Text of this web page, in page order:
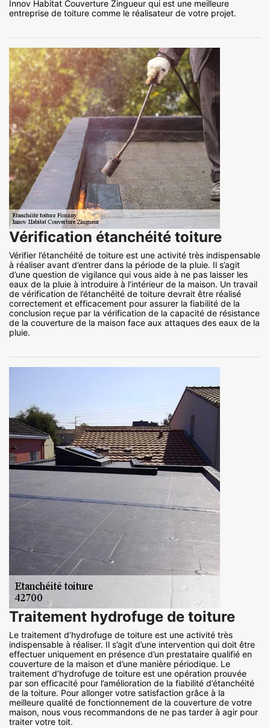
Innov Habitat Couverture Zingueur qui est une meilleure
entreprise de toiture comme le réalisateur de votre projet.
Vérification étanchéité toiture
Vérifier l’étanchéité de toiture est une activité très indispensable
à réaliser avant d’entrer dans la période de la pluie. Il s’agit
d’une question de vigilance qui vous aide à ne pas laisser les
eaux de la pluie à introduire à l’intérieur de la maison. Un travail
de vérification de l’étanchéité de toiture devrait être réalisé
correctement et efficacement pour assurer la fiabilité de la
conclusion reçue par la vérification de la capacité de résistance
de la couverture de la maison face aux attaques des eaux de la
pluie.
Traitement hydrofuge de toiture
Le traitement d’hydrofuge de toiture est une activité très
indispensable à réaliser. Il s’agit d’une intervention qui doit être
effectuer uniquement en présence d’un prestataire qualifié en
couverture de la maison et d’une manière périodique. Le
traitement d’hydrofuge de toiture est une opération prouvée
par son efficacité pour l’amélioration de la fiabilité d’étanchéité
de la toiture. Pour allonger votre satisfaction grâce à la
meilleure qualité de fonctionnement de la couverture de votre
maison, nous vous recommandons de ne pas tarder à agir pour
traiter votre toit.